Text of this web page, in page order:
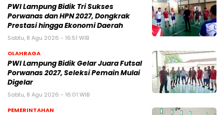
PWI Lampung Bidik Tri Sukses
Porwanas dan HPN 2027, Dongkrak
Prestasi hingga Ekonomi Daerah
Sabtu, 8 Agu 2026 - 16:51 WIB
OLAHRAGA
PWI Lampung Bidik Gelar Juara Futsal
Porwanas 2027, Seleksi Pemain Mulai
Digelar
Sabtu, 8 Agu 2026 - 16:01 WIB
PEMERINTAHAN